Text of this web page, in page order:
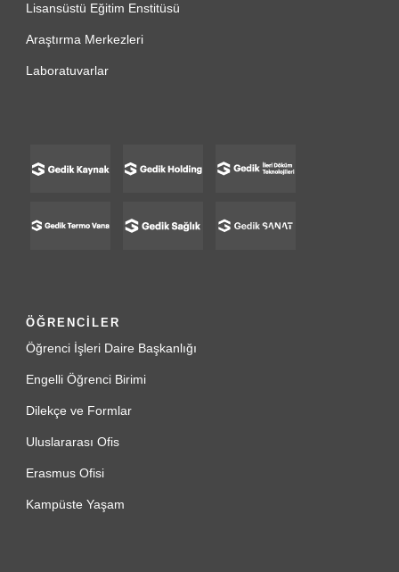
Lisansüstü Eğitim Enstitüsü
Araştırma Merkezleri
Laboratuvarlar
ÖĞRENCİLER
Öğrenci İşleri Daire Başkanlığı
Engelli Öğrenci Birimi
Dilekçe ve Formlar
Uluslararası Ofis
Erasmus Ofisi
Kampüste Yaşam